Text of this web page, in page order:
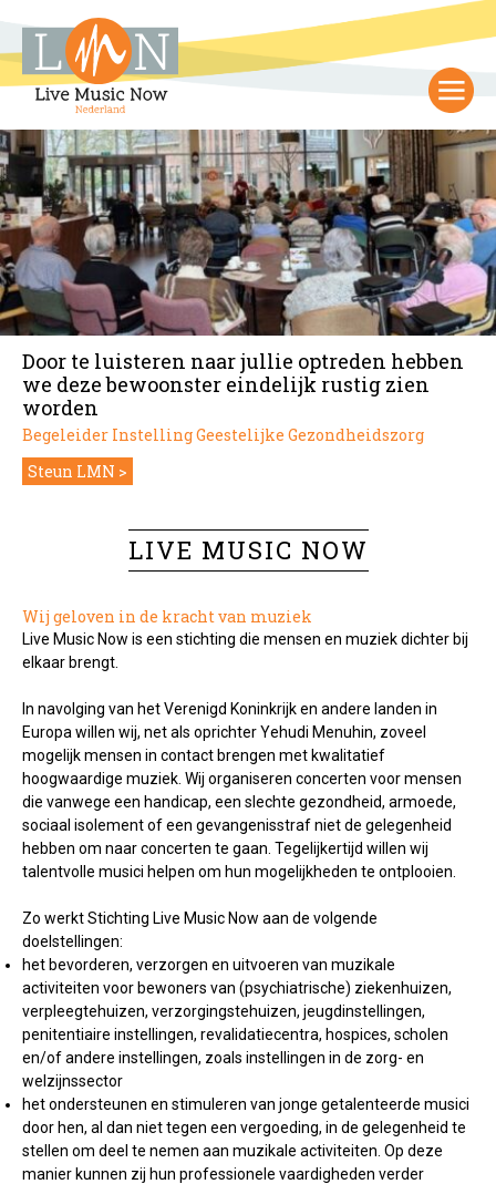
Door te luisteren naar jullie optreden hebben
we deze bewoonster eindelijk rustig zien
worden
Begeleider Instelling Geestelijke Gezondheidszorg
Steun LMN
LIVE MUSIC NOW
Wij geloven in de kracht van muziek
Live Music Now is een stichting die mensen en muziek dichter bij
elkaar brengt.
In navolging van het Verenigd Koninkrijk en andere landen in
Europa willen wij, net als oprichter Yehudi Menuhin, zoveel
mogelijk mensen in contact brengen met kwalitatief
hoogwaardige muziek. Wij organiseren concerten voor mensen
die vanwege een handicap, een slechte gezondheid, armoede,
sociaal isolement of een gevangenisstraf niet de gelegenheid
hebben om naar concerten te gaan. Tegelijkertijd willen wij
talentvolle musici helpen om hun mogelijkheden te ontplooien.
Zo werkt Stichting Live Music Now aan de volgende
doelstellingen:
het bevorderen, verzorgen en uitvoeren van muzikale
activiteiten voor bewoners van (psychiatrische) ziekenhuizen,
verpleegtehuizen, verzorgingstehuizen, jeugdinstellingen,
penitentiaire instellingen, revalidatiecentra, hospices, scholen
en/of andere instellingen, zoals instellingen in de zorg- en
welzijnssector
het ondersteunen en stimuleren van jonge getalenteerde musici
door hen, al dan niet tegen een vergoeding, in de gelegenheid te
stellen om deel te nemen aan muzikale activiteiten. Op deze
manier kunnen zij hun professionele vaardigheden verder